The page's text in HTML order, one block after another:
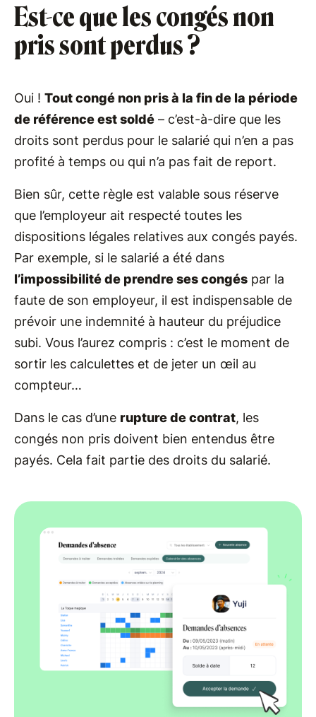
Est-ce que les congés non
pris sont perdus ?
Oui ! Tout congé non pris à la fin de la période
de référence est soldé – c’est-à-dire que les
droits sont perdus pour le salarié qui n’en a pas
profité à temps ou qui n’a pas fait de report.
Bien sûr, cette règle est valable sous réserve
que l’employeur ait respecté toutes les
dispositions légales relatives aux congés payés.
Par exemple, si le salarié a été dans
l’impossibilité de prendre ses congés par la
faute de son employeur, il est indispensable de
prévoir une indemnité à hauteur du préjudice
subi. Vous l’aurez compris : c’est le moment de
sortir les calculettes et de jeter un œil au
compteur…
Dans le cas d’une rupture de contrat, les
congés non pris doivent bien entendus être
payés. Cela fait partie des droits du salarié.